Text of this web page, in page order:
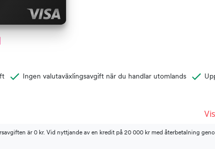
Ingen valutaväxlingsavgift när du handlar utomlands
är 0 kr. Vid nyttjande av en kredit på 20 000 kr med återbetalning